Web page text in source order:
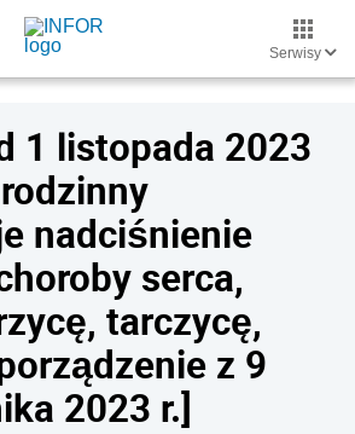
Serwisy
1 listopada 2023
nadciśnienie
serca,
tarczycę,
z 9
2023 r.]